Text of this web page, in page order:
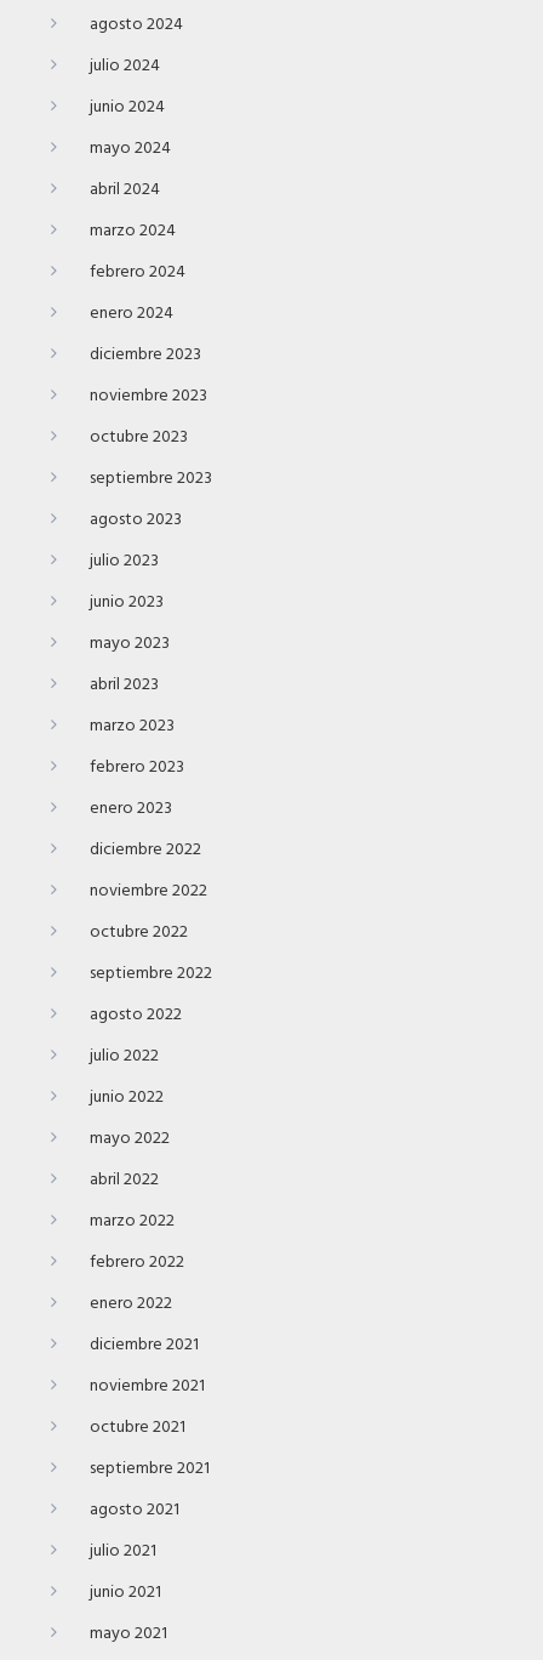
agosto 2024
julio 2024
junio 2024
mayo 2024
abril 2024
marzo 2024
febrero 2024
enero 2024
diciembre 2023
noviembre 2023
octubre 2023
septiembre 2023
agosto 2023
julio 2023
junio 2023
mayo 2023
abril 2023
marzo 2023
febrero 2023
enero 2023
diciembre 2022
noviembre 2022
octubre 2022
septiembre 2022
agosto 2022
julio 2022
junio 2022
mayo 2022
abril 2022
marzo 2022
febrero 2022
enero 2022
diciembre 2021
noviembre 2021
octubre 2021
septiembre 2021
agosto 2021
julio 2021
junio 2021
mayo 2021